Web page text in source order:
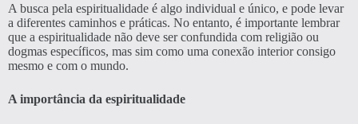
A busca pela espiritualidade é algo individual e único, e pode levar
a diferentes caminhos e práticas. No entanto, é importante lembrar
que a espiritualidade não deve ser confundida com religião ou
dogmas específicos, mas sim como uma conexão interior consigo
mesmo e com o mundo.
A importância da espiritualidade